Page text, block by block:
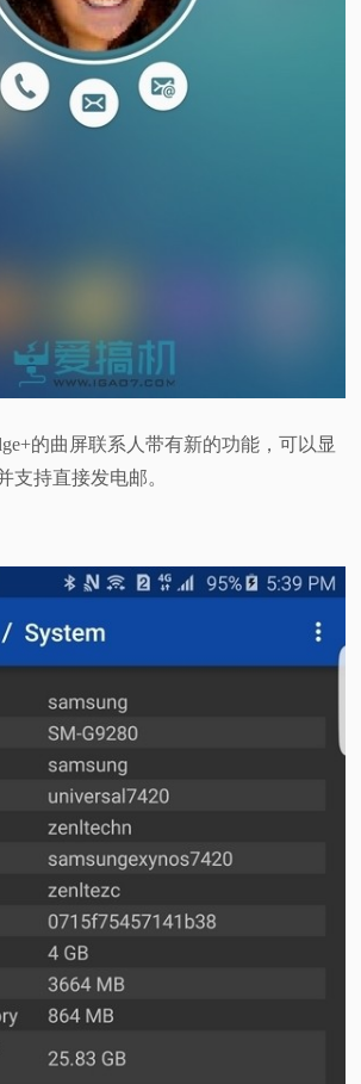
的曲屏联系人带有新的功能，可以显
支持直接发电邮。